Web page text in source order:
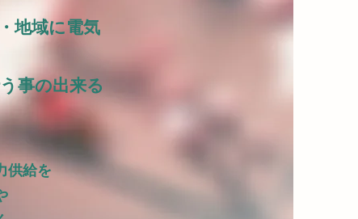
地域に電気
事の出来る
供給を